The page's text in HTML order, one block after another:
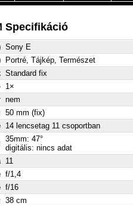
Specifikáció
Sony E
Portré, Tájkép, Természet
Standard fix
1×
nem
50 mm (fix)
14 lencsetag 11 csoportban
35mm: 47°
digitális: nincs adat
11
f/1,4
f/16
38 cm